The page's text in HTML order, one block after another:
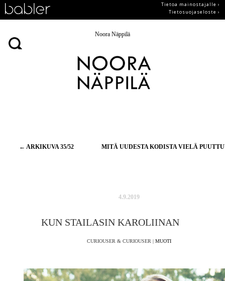
Tietoa mainostajalle ›
Tietosuojaseloste ›
Noora Näppilä
Artikkelien
← ARKIKUVA 35/52 MITÄ UUDESTA KODISTA VIELÄ
4.9.2019
KUN STAILASIN KAROLIINAN
CURIOUSER & CURIOUSER | MUOTI